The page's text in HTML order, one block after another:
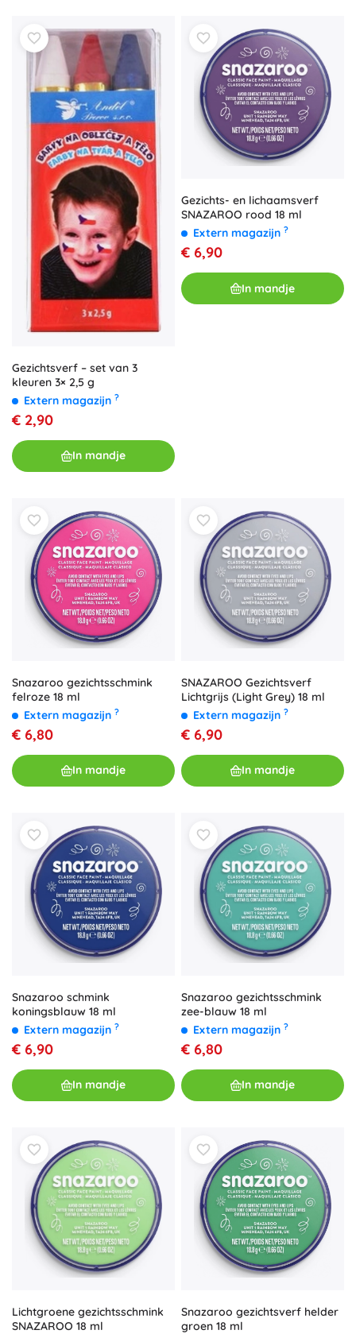
Gezichtsverf – set van 3
kleuren 3× 2,5 g
Extern magazijn ?
€ 2,90
In mandje
Gezichts- en lichaamsverf
SNAZAROO rood 18 ml
Extern magazijn ?
€ 6,90
In mandje
Snazaroo gezichtsschmink
felroze 18 ml
Extern magazijn ?
€ 6,80
In mandje
SNAZAROO Gezichtsverf
Lichtgrijs (Light Grey) 18 ml
Extern magazijn ?
€ 6,90
In mandje
Snazaroo schmink
koningsblauw 18 ml
Extern magazijn ?
€ 6,90
In mandje
Snazaroo gezichtsschmink
zee-blauw 18 ml
Extern magazijn ?
€ 6,80
In mandje
Lichtgroene gezichtsschmink
SNAZAROO 18 ml
Snazaroo gezichtsverf helder
groen 18 ml